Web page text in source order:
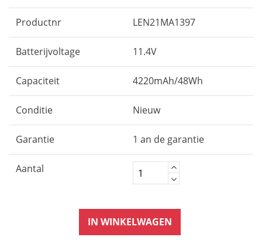
Productnr LEN21MA1397
Batterijvoltage 11.4V
Capaciteit 4220mAh/48Wh
Conditie Nieuw
Garantie 1 an de garantie
Aantal
IN WINKELWAGEN